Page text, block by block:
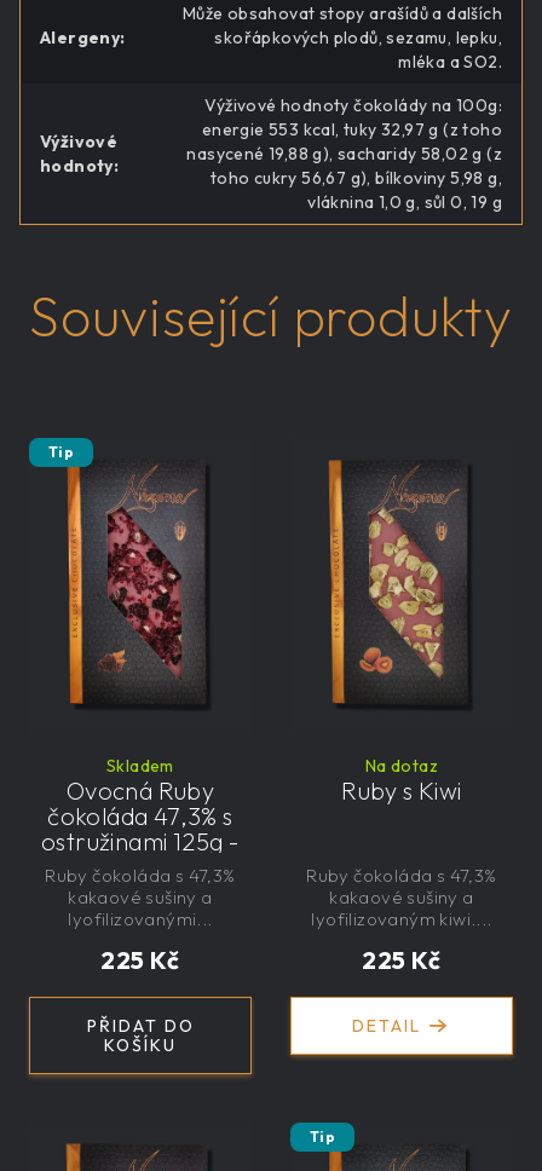
Alergeny:
Může obsahovat stopy arašídů a dalších
skořápkových plodů, sezamu, lepku,
mléka a SO2.
Výživové
hodnoty:
Výživové hodnoty čokolády na 100g:
energie 553 kcal, tuky 32,97 g (z toho
nasycené 19,88 g), sacharidy 58,02 g (z
toho cukry 56,67 g), bílkoviny 5,98 g,
vláknina 1,0 g, sůl 0, 19 g
Související produkty
Tip
Skladem
Ovocná Ruby
čokoláda 47,3% s
ostružinami 125g -
velká, řemeslná,
exkluzivní, dárková
225 Kč
PŘIDAT DO
KOŠÍKU
Ruby čokoláda s 47,3%
kakaové sušiny a
lyofilizovanými...
Na dotaz
Ruby s Kiwi
225 Kč
DETAIL
Ruby čokoláda s 47,3%
kakaové sušiny a
lyofilizovaným kiwi....
Tip